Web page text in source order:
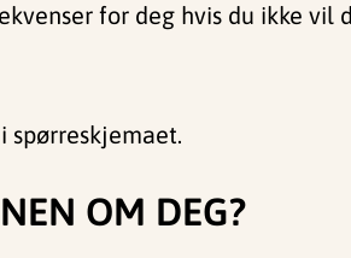
for deg hvis du ikke
spørreskjemaet.
OM DEG?